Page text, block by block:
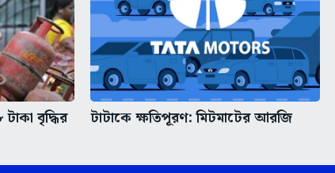
বৃদ্ধির টাটাকে ক্ষতিপূরণ: মিটমাটের আরজি